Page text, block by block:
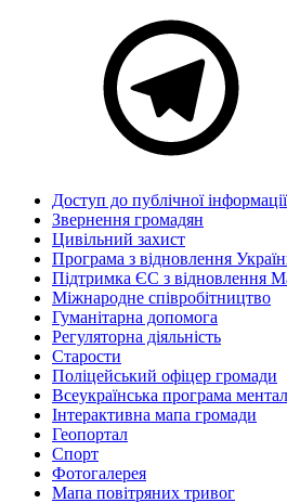
Доступ до публічної інформації
Звернення громадян
Цивільний захист
Програма з відновлення
Підтримка ЄС з відновлення
Міжнародне співробітництво
Гуманітарна допомога
Регуляторна діяльність
Старости
Поліцейський офіцер громади
Всеукраїнська програма
Інтерактивна мапа громади
Геопортал
Спорт
Фотогалерея
Мапа повітряних тривог